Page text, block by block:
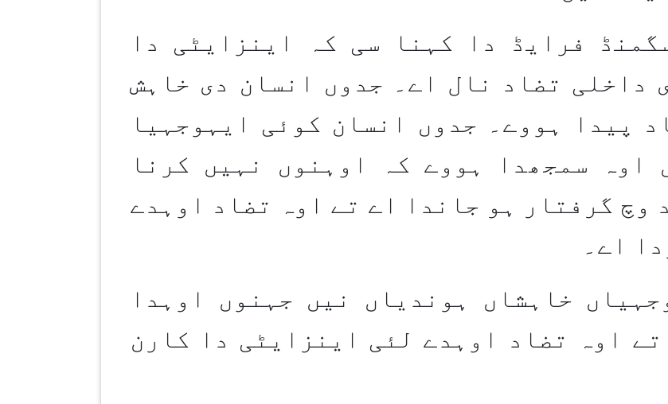
فرایڈ دا کہنا سی کہ اینزایٹی دا
داخلی تضاد نال اے۔ جدوں انسان دی خاہش
پیدا ہووے۔ جدوں انسان کوئی ایہوجہیا
اوہ سمجھدا ہووے کہ اوہنوں نہیں کرنا
وچ گرفتار ہو جاندا اے تے اوہ تضاد اوہدے
اے۔
خاہشاں ہوندیاں نیں جہنوں اوہدا
اوہ تضاد اوہدے لئی اینزایٹی دا کارن